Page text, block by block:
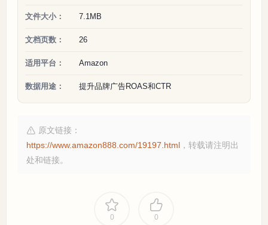
文件大小： 7.1MB
文档页数： 26
适用平台： Amazon
数据用途： 提升品牌广告ROAS和CTR
原文链接：
https://www.amazon888.com/19197.html ，转载请注明出
处和链接。
0 0